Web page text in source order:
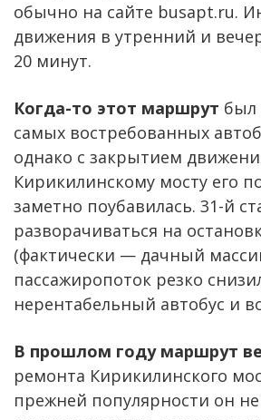
обычно на сайте busapt.ru.
движения в утренний и
20 минут.
Когда-то этот маршрут был
самых востребованных
однако с закрытием
Кирикилинскому мосту его
заметно поубавилась. 31-й
разворачиваться на
(фактически — дачный
пассажиропоток резко
нерентабельный автобус и
В прошлом году маршрут
ремонта Кирикилинского
прежней популярности он не